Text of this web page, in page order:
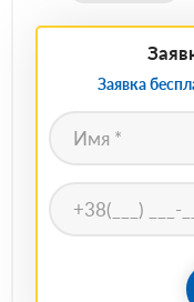
Заявка